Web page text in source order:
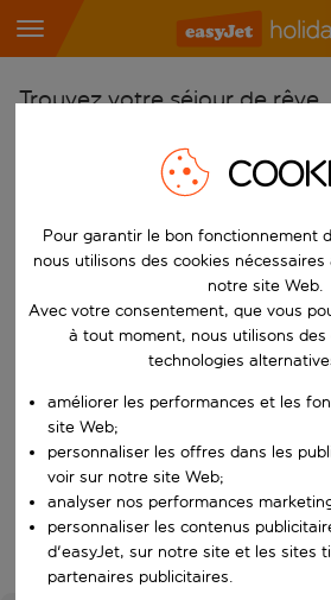
Trouvez votre séjour de rêve
Commencez à taper pour la saisie
Choisissez votre aéroport
Commencez à taper pour la saisie
Choisissez votre destination
Vers
Choisissez vos dates
Quand
Qui
Rechercher
Pour garantir le bon fonctionnement
nous utilisons des cookies
notre site Web.
Avec votre consentement, que vous
à tout moment, nous utilisons
technologies
améliorer les performances et les
site Web;
personnaliser les offres dans les
voir sur notre site Web;
analyser nos performances
personnaliser les contenus
d'easyJet, sur notre site et les sites
partenaires publicitaires.